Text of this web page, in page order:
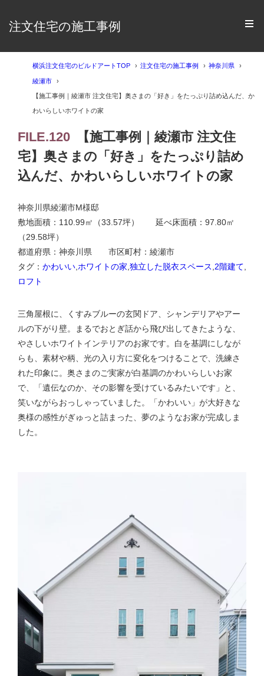
注文住宅の施工事例
横浜注文住宅のビルドアートTOP 注文住宅の施工事例 神奈川県
綾瀬市
【施工事例｜綾瀬市 注文住宅】奥さまの「好き」をたっぷり詰め込んだ、か
わいらしいホワイトの家
FILE.120
【施工事例｜綾瀬市 注文住
宅】奥さまの「好き」をたっぷり詰め
込んだ、かわいらしいホワイトの家
神奈川県綾瀬市M様邸
敷地面積：110.99㎡（33.57坪） 延べ床面積：97.80㎡
（29.58坪）
都道府県：神奈川県 市区町村：綾瀬市
タグ： かわいい ホワイトの家 独立した脱衣スペース 2階建て
ロフト
三角屋根に、くすみブルーの玄関ドア、シャンデリアやアー
ルの下がり壁。まるでおとぎ話から飛び出してきたような、
やさしいホワイトインテリアのお家です。白を基調にしなが
らも、素材や柄、光の入り方に変化をつけることで、洗練さ
れた印象に。奥さまのご実家が白基調のかわいらしいお家
で、「遺伝なのか、その影響を受けているみたいです」と、
笑いながらおっしゃっていました。「かわいい」が大好きな
奥様の感性がぎゅっと詰まった、夢のようなお家が完成しま
した。